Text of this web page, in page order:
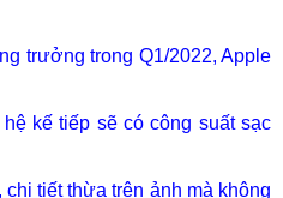
trưởng trong Q1/2022, Apple
kế tiếp sẽ có công suất sạc
chi tiết thừa trên ảnh mà không